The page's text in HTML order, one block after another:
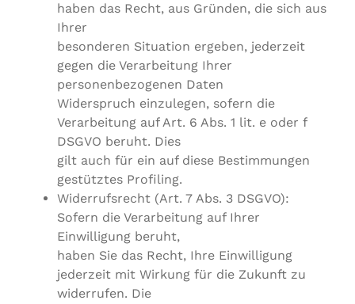
haben das Recht, aus Gründen, die sich aus
Ihrer
besonderen Situation ergeben, jederzeit
gegen die Verarbeitung Ihrer
personenbezogenen Daten
Widerspruch einzulegen, sofern die
Verarbeitung auf Art. 6 Abs. 1 lit. e oder f
DSGVO beruht. Dies
gilt auch für ein auf diese Bestimmungen
gestütztes Profiling.
Widerrufsrecht (Art. 7 Abs. 3 DSGVO):
Sofern die Verarbeitung auf Ihrer
Einwilligung beruht,
haben Sie das Recht, Ihre Einwilligung
jederzeit mit Wirkung für die Zukunft zu
widerrufen. Die